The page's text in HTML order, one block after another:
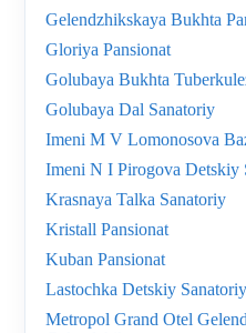
Gelendzhikskaya Bukhta
Gloriya Pansionat
Golubaya Bukhta
Golubaya Dal Sanatoriy
Imeni M V Lomonosova
Imeni N I Pirogova Detskiy
Krasnaya Talka Sanatoriy
Kristall Pansionat
Kuban Pansionat
Lastochka Detskiy Sanatoriy
Metropol Grand Otel